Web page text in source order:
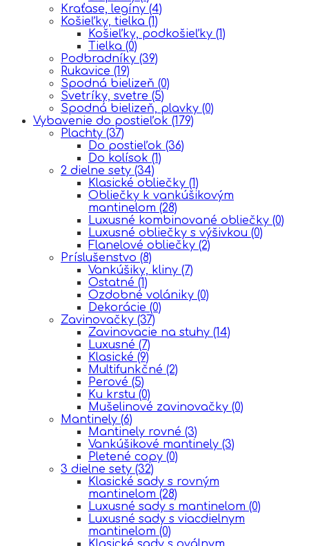
Kraťase, legíny (4)
Košieľky, tielka (1)
Košieľky, podkošieľky (1)
Tielka (0)
Podbradníky (39)
Rukavice (19)
Spodná bielizeň (0)
Svetríky, svetre (5)
Spodná bielizeň, plavky (0)
Vybavenie do postieľok (179)
Plachty (37)
Do postieľok (36)
Do kolísok (1)
2 dielne sety (34)
Klasické obliečky (1)
Obliečky k vankúšikovým
mantinelom (28)
Luxusné kombinované obliečky (0)
Luxusné obliečky s výšivkou (0)
Flanelové obliečky (2)
Príslušenstvo (8)
Vankúšiky, kliny (7)
Ostatné (1)
Ozdobné volániky (0)
Dekorácie (0)
Zavinovačky (37)
Zavinovacie na stuhy (14)
Luxusné (7)
Klasické (9)
Multifunkčné (2)
Perové (5)
Ku krstu (0)
Mušelinové zavinovačky (0)
Mantinely (6)
Mantinely rovné (3)
Vankúšikové mantinely (3)
Pletené copy (0)
3 dielne sety (32)
Klasické sady s rovným
mantinelom (28)
Luxusné sady s mantinelom (0)
Luxusné sady s viacdielnym
mantinelom (0)